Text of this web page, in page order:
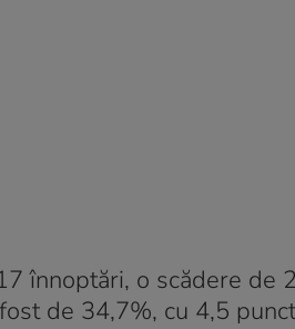
înnoptări, o scădere de
de 34,7%, cu 4,5